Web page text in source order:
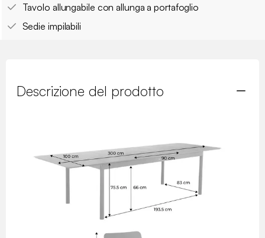
Tavolo allungabile con allunga a portafoglio
Sedie impilabili
Descrizione del prodotto